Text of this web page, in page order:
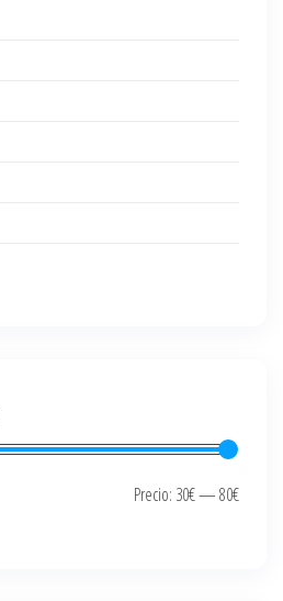
Precio
Precio
Precio: 30€—80€